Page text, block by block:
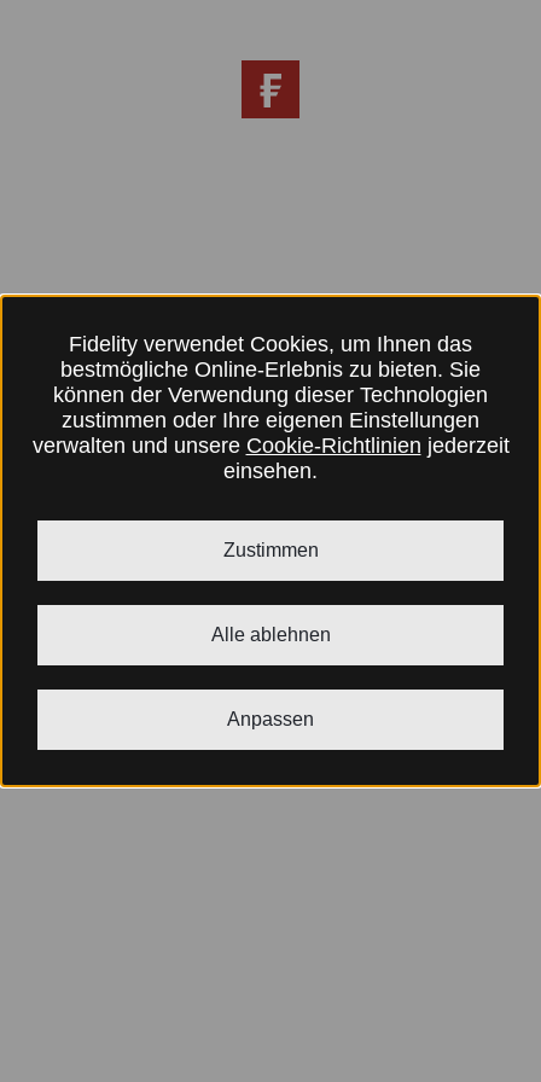
Fidelity verwendet Cookies, um Ihnen das
bestmögliche Online-Erlebnis zu bieten. Sie
können der Verwendung dieser Technologien
zustimmen oder Ihre eigenen Einstellungen
verwalten und unsere Cookie-Richtlinien jederzeit
einsehen.
Zustimmen
Alle ablehnen
Anpassen